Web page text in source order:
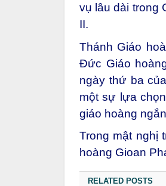
vụ lâu dài trong
II.
Thánh Giáo
Đức Giáo
ngày thứ ba
một sự lựa
giáo hoàng
Trong mật nghị
hoàng Gioan
RELATED POSTS